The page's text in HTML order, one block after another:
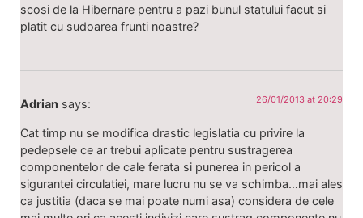
scosi de la Hibernare pentru a pazi bunul statului facut si
platit cu sudoarea frunti noastre?
Adrian says: 26/01/2013 at 20:29
Cat timp nu se modifica drastic legislatia cu privire la
pedepsele ce ar trebui aplicate pentru sustragerea
componentelor de cale ferata si punerea in pericol a
sigurantei circulatiei, mare lucru nu se va schimba…mai ales
ca justitia (daca se mai poate numi asa) considera de cele